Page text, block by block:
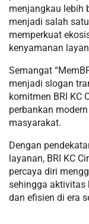
menjangkau lebih
menjadi salah
memperkuat
kenyamanan
Semangat
menjadi slogan
komitmen BRI KC
perbankan
masyarakat.
Dengan
layanan, BRI KC
percaya diri
sehingga aktivitas
dan efisien di era